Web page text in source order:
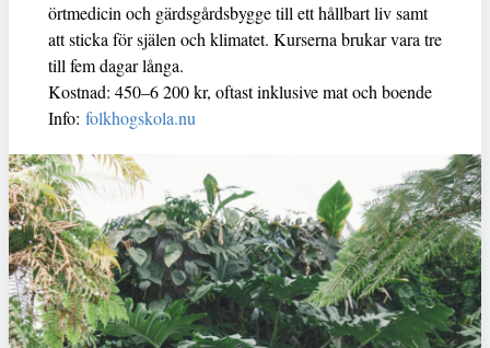
örtmedicin och gärdsgårdsbygge till ett hållbart liv samt
att sticka för själen och klimatet. Kurserna brukar vara tre
till fem dagar långa.
Kostnad: 450–6 200 kr, oftast inklusive mat och boende
Info: folkhogskola.nu